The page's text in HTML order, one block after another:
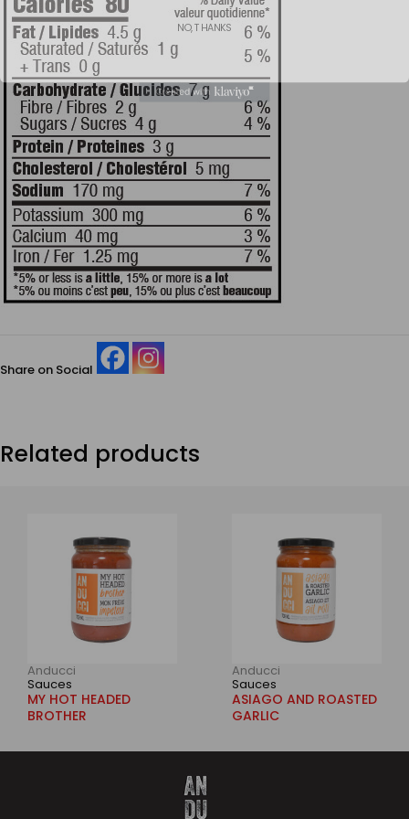
Share on Social
Related products
Anducci
Sauces
MY HOT HEADED
BROTHER
Anducci
Sauces
ASIAGO AND ROASTED
GARLIC
NO, THANKS